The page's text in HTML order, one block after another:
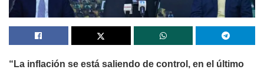
“La inflación se está saliendo de control, en el último